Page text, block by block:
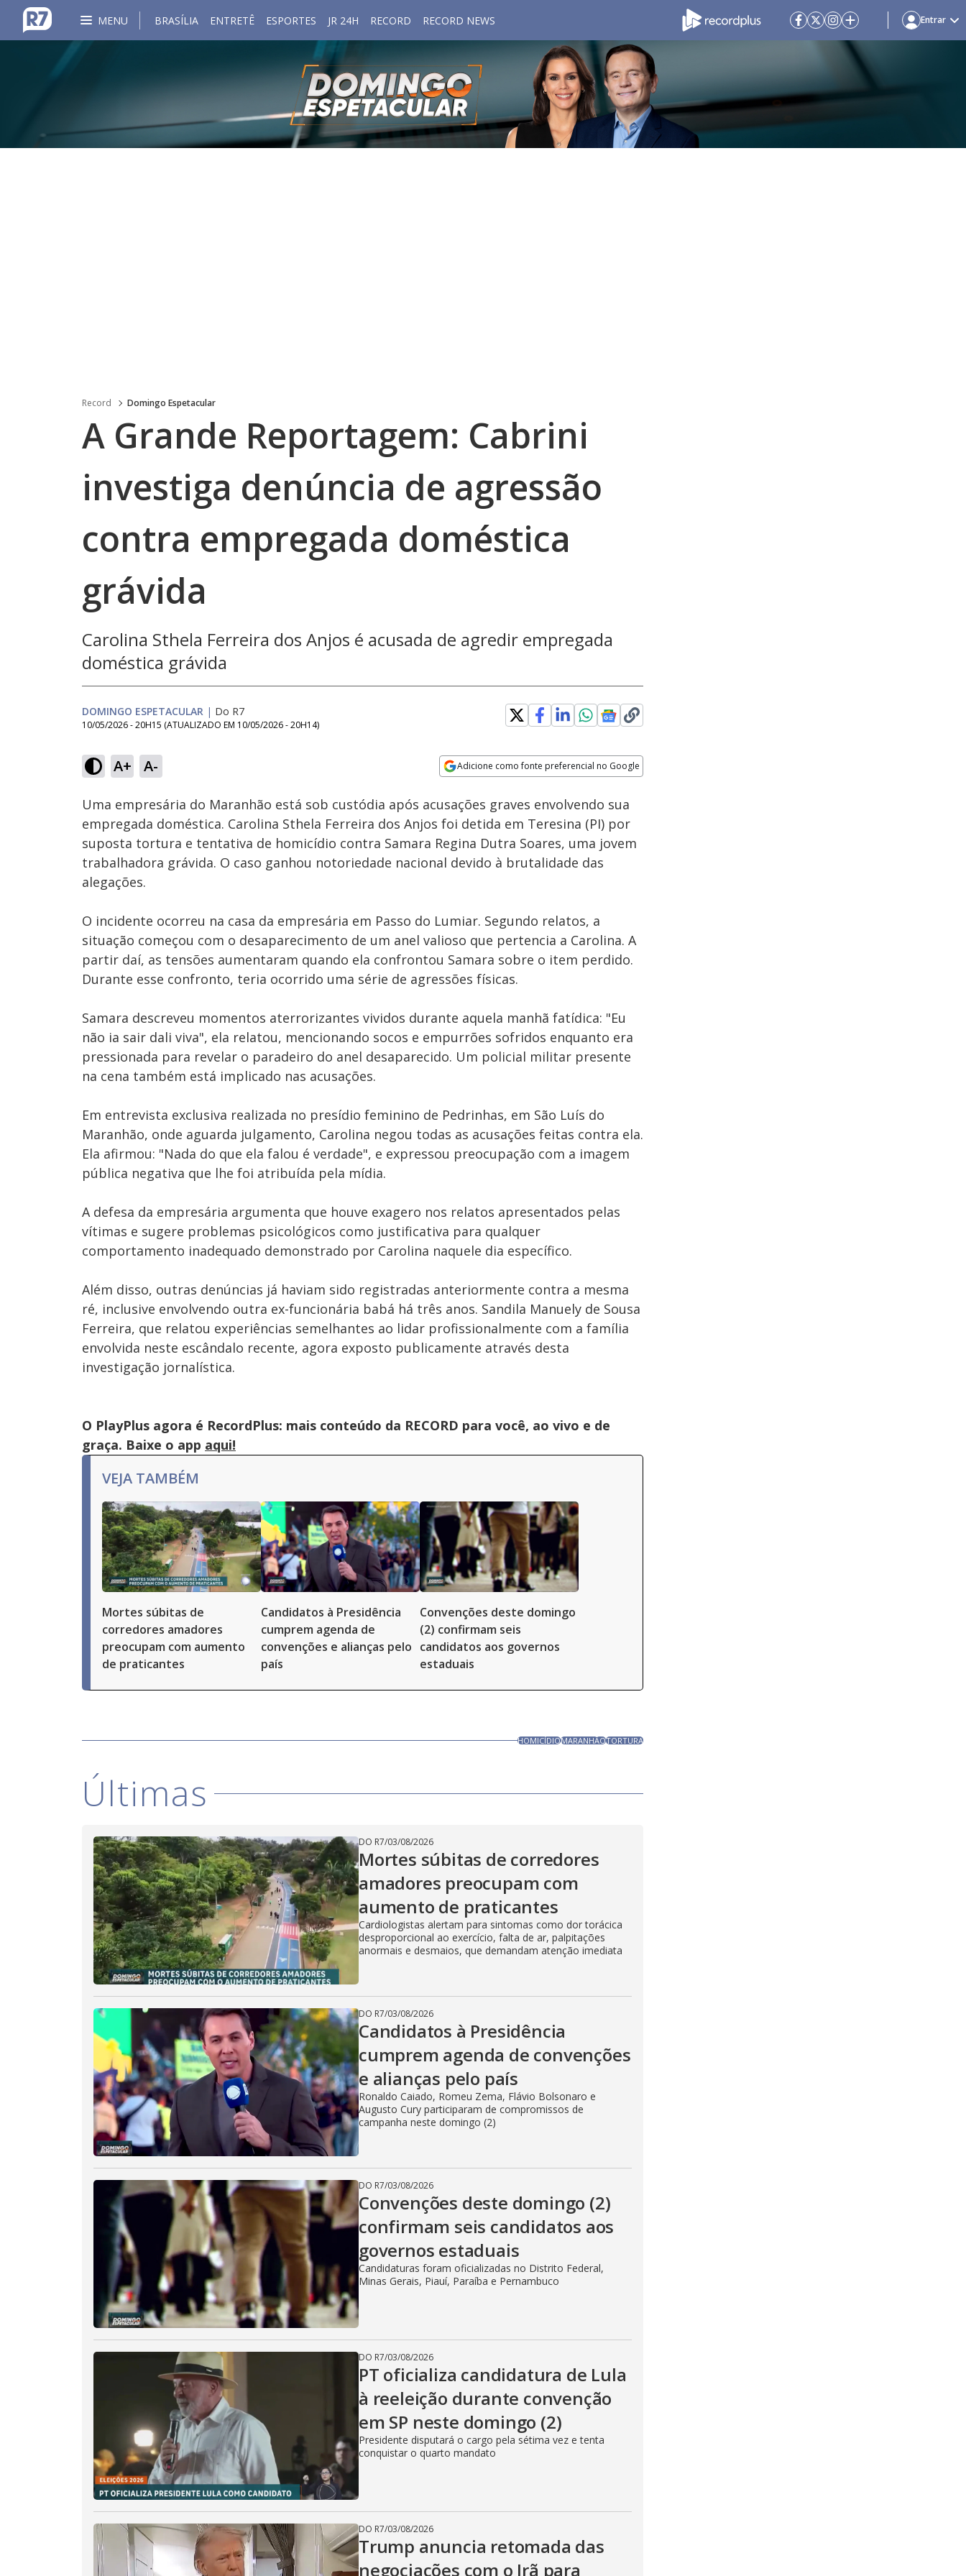
MENU BRASÍLIA ENTRETÊ ESPORTES JR 24H RECORD RECORD NEWS Entrar
Record Domingo Espetacular
A Grande Reportagem: Cabrini
investiga denúncia de agressão
contra empregada doméstica
grávida
Carolina Sthela Ferreira dos Anjos é acusada de agredir empregada
doméstica grávida
DOMINGO ESPETACULAR | Do R7
10/05/2026 - 20H15 (ATUALIZADO EM 10/05/2026 - 20H14)
A+ A- Adicione como fonte preferencial no Google
Ativar
Som
5.02%
Velocidade
Uma empresária do Maranhão está sob custódia após acusações graves envolvendo sua
empregada doméstica. Carolina Sthela Ferreira dos Anjos foi detida em Teresina (PI) por
suposta tortura e tentativa de homicídio contra Samara Regina Dutra Soares, uma jovem
trabalhadora grávida. O caso ganhou notoriedade nacional devido à brutalidade das
alegações.
O incidente ocorreu na casa da empresária em Passo do Lumiar. Segundo relatos, a
situação começou com o desaparecimento de um anel valioso que pertencia a Carolina. A
partir daí, as tensões aumentaram quando ela confrontou Samara sobre o item perdido.
Durante esse confronto, teria ocorrido uma série de agressões físicas.
Samara descreveu momentos aterrorizantes vividos durante aquela manhã fatídica: "Eu
não ia sair dali viva", ela relatou, mencionando socos e empurrões sofridos enquanto era
pressionada para revelar o paradeiro do anel desaparecido. Um policial militar presente
na cena também está implicado nas acusações.
Em entrevista exclusiva realizada no presídio feminino de Pedrinhas, em São Luís do
Maranhão, onde aguarda julgamento, Carolina negou todas as acusações feitas contra ela.
Ela afirmou: "Nada do que ela falou é verdade", e expressou preocupação com a imagem
pública negativa que lhe foi atribuída pela mídia.
A defesa da empresária argumenta que houve exagero nos relatos apresentados pelas
vítimas e sugere problemas psicológicos como justificativa para qualquer
comportamento inadequado demonstrado por Carolina naquele dia específico.
Além disso, outras denúncias já haviam sido registradas anteriormente contra a mesma
ré, inclusive envolvendo outra ex-funcionária babá há três anos. Sandila Manuely de Sousa
Ferreira, que relatou experiências semelhantes ao lidar profissionalmente com a família
envolvida neste escândalo recente, agora exposto publicamente através desta
investigação jornalística.
O PlayPlus agora é RecordPlus: mais conteúdo da RECORD para você, ao vivo e de
graça. Baixe o app aqui!
VEJA TAMBÉM
Mortes súbitas de
corredores amadores
preocupam com aumento
de praticantes
Candidatos à Presidência
cumprem agenda de
convenções e alianças pelo
país
Convenções deste domingo
(2) confirmam seis
candidatos aos governos
estaduais
HOMICÍDIOMARANHÃOTORTURA
Últimas
DO R7/03/08/2026
Mortes súbitas de corredores
amadores preocupam com
aumento de praticantes
Cardiologistas alertam para sintomas como dor torácica
desproporcional ao exercício, falta de ar, palpitações
anormais e desmaios, que demandam atenção imediata
DO R7/03/08/2026
Candidatos à Presidência
cumprem agenda de convenções
e alianças pelo país
Ronaldo Caiado, Romeu Zema, Flávio Bolsonaro e
Augusto Cury participaram de compromissos de
campanha neste domingo (2)
DO R7/03/08/2026
Convenções deste domingo (2)
confirmam seis candidatos aos
governos estaduais
Candidaturas foram oficializadas no Distrito Federal,
Minas Gerais, Piauí, Paraíba e Pernambuco
DO R7/03/08/2026
PT oficializa candidatura de Lula
à reeleição durante convenção
em SP neste domingo (2)
Presidente disputará o cargo pela sétima vez e tenta
conquistar o quarto mandato
DO R7/03/08/2026
Trump anuncia retomada das
negociações com o Irã para